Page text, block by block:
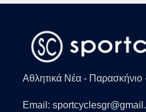
Αθλητικά Νέα - Παρασκήνιο
Email: